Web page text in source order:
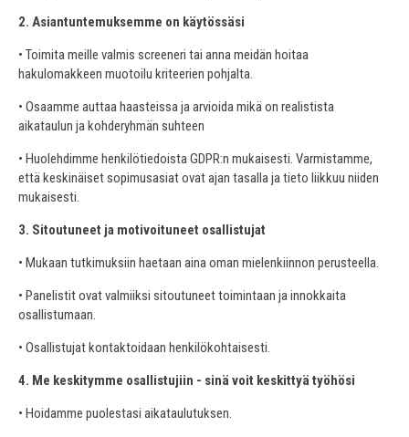
2. Asiantuntemuksemme on käytössäsi
• Toimita meille valmis screeneri tai anna meidän hoitaa
hakulomakkeen muotoilu kriteerien pohjalta.
• Osaamme auttaa haasteissa ja arvioida mikä on realistista
aikataulun ja kohderyhmän suhteen
• Huolehdimme henkilötiedoista GDPR:n mukaisesti. Varmistamme,
että keskinäiset sopimusasiat ovat ajan tasalla ja tieto liikkuu niiden
mukaisesti.
3. Sitoutuneet ja motivoituneet osallistujat
• Mukaan tutkimuksiin haetaan aina oman mielenkiinnon perusteella.
• Panelistit ovat valmiiksi sitoutuneet toimintaan ja innokkaita
osallistumaan.
• Osallistujat kontaktoidaan henkilökohtaisesti.
4. Me keskitymme osallistujiin - sinä voit keskittyä työhösi
• Hoidamme puolestasi aikataulutuksen.